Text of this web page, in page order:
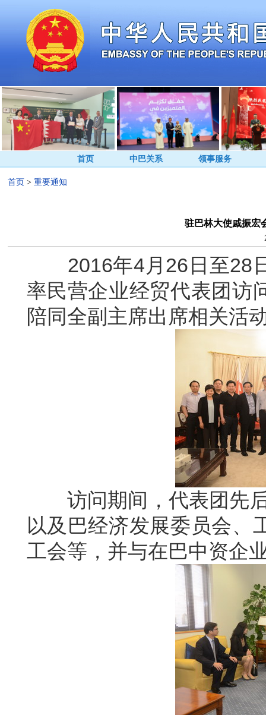
首页 中巴关系 领事服务
首页 > 重要通知
驻巴林大使戚振宏
2016年4月26日至28日
率民营企业经贸代表团访
陪同全副主席出席相关活
访问期间，代表团先后
以及巴经济发展委员会、
工会等，并与在巴中资企